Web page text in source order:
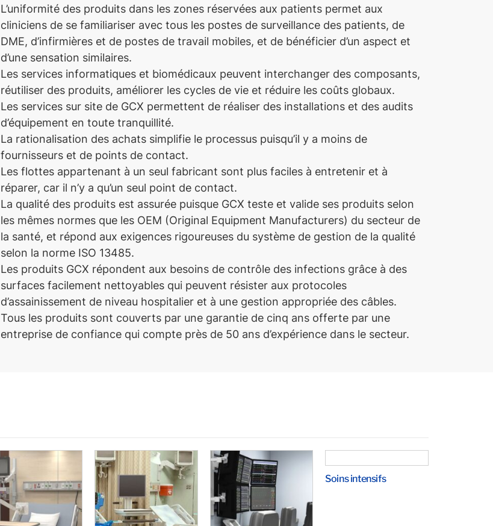
L’uniformité des produits dans les zones réservées aux patients permet aux
cliniciens de se familiariser avec tous les postes de surveillance des patients, de
DME, d’infirmières et de postes de travail mobiles, et de bénéficier d’un aspect et
d’une sensation similaires.
Les services informatiques et biomédicaux peuvent interchanger des composants,
réutiliser des produits, améliorer les cycles de vie et réduire les coûts globaux.
Les services sur site de GCX permettent de réaliser des installations et des audits
d’équipement en toute tranquillité.
La rationalisation des achats simplifie le processus puisqu’il y a moins de
fournisseurs et de points de contact.
Les flottes appartenant à un seul fabricant sont plus faciles à entretenir et à
réparer, car il n’y a qu’un seul point de contact.
La qualité des produits est assurée puisque GCX teste et valide ses produits selon
les mêmes normes que les OEM (Original Equipment Manufacturers) du secteur de
la santé, et répond aux exigences rigoureuses du système de gestion de la qualité
selon la norme ISO 13485.
Les produits GCX répondent aux besoins de contrôle des infections grâce à des
surfaces facilement nettoyables qui peuvent résister aux protocoles
d’assainissement de niveau hospitalier et à une gestion appropriée des câbles.
Tous les produits sont couverts par une garantie de cinq ans offerte par une
entreprise de confiance qui compte près de 50 ans d’expérience dans le secteur.
Soins intensifs